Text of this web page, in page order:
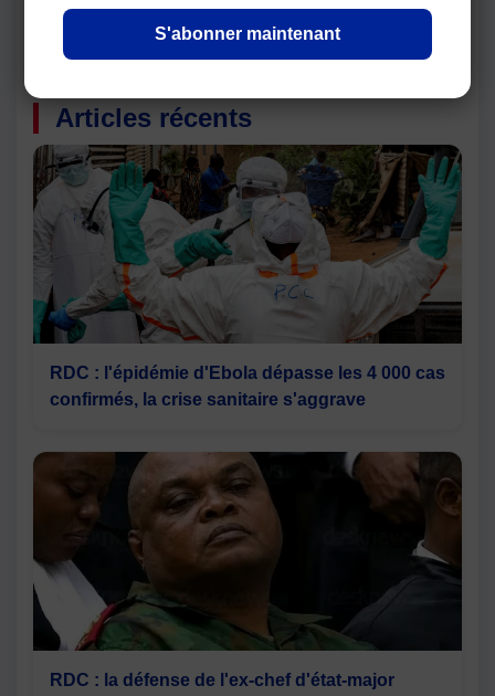
du contrôle des prêches
Articles récents
RDC : l'épidémie d'Ebola dépasse les 4 000 cas
confirmés, la crise sanitaire s'aggrave
RDC : la défense de l'ex-chef d'état-major
S'abonner maintenant